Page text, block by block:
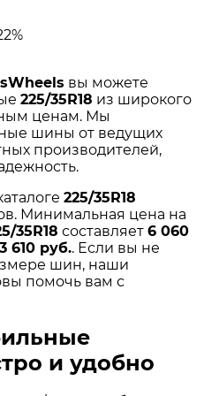
вы можете
225/35R18 из широкого
ценам. Мы
шины от ведущих
производителей,
225/35R18
Минимальная цена на
35R18 составляет 6 060
610 руб.. Если вы не
шин, наши
помочь вам с
и удобно